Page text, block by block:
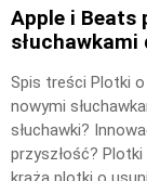
Apple i Beats
słuchawkami
Spis treści Plotki
nowymi
słuchawki?
przyszłość?